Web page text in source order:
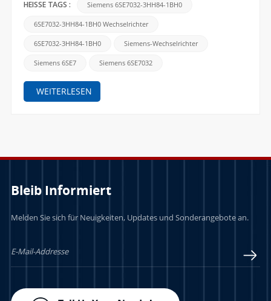
Zuverlässigkeit und Leistung entscheidend für die Optimierung
HEISSE TAGS : Siemens 6SE7032-3HH84-1BH0
6SE7032-3HH84-1BH0 Wechselrichter
6SE7032-3HH84-1BH0 Siemens-Wechselrichter
Siemens 6SE7 Siemens 6SE7032
WEITERLESEN
Bleib Informiert
Melden Sie sich für Neuigkeiten, Updates und Sonderangebote an.